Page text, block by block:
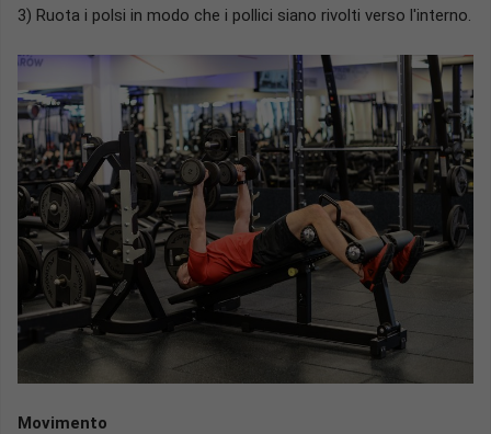
3) Ruota i polsi in modo che i pollici siano rivolti verso l'interno.
Movimento